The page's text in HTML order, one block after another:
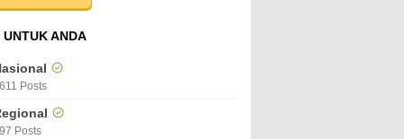
UNTUK ANDA
Posts
Posts